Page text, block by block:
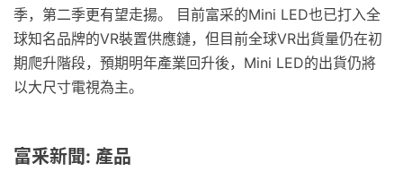
季，第二季更有望走揚。 目前富采的Mini LED也已打入全
球知名品牌的VR裝置供應鏈，但目前全球VR出貨量仍在初
期爬升階段，預期明年產業回升後，Mini LED的出貨仍將
以大尺寸電視為主。
富釆新聞: 產品